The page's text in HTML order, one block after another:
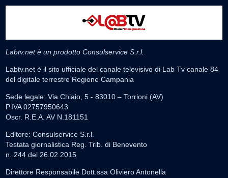
Labtv.net è un prodotto Consulservice S.r.l.
Labtv.net è il sito ufficiale del canale televisivo di Lab Tv canale 84
del digitale terrestre Regione Campania
Sede legale: Via Chiaio, 5 - 83010 – Torrioni (AV)
P.IVA 02757950643
Oscr. R.E.A. AV N.181151
Editore: Consulservice S.r.l.
Testata giornalistica Reg. Trib. di Benevento
n. 244 del 26.02.2015
Direttore Responsabile Dott.ssa Oliviero Antonella